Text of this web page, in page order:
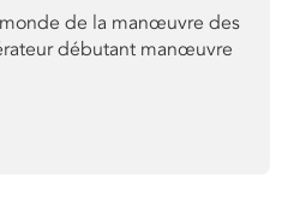
de la manœuvre des
débutant manœuvre